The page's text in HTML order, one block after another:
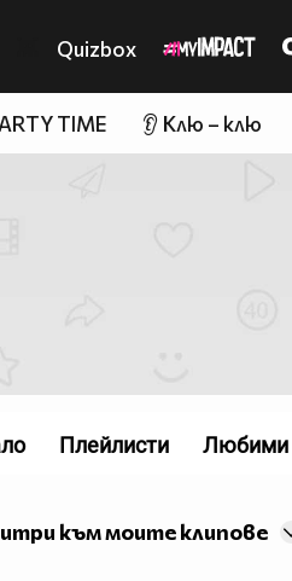
Quizbox
TIME 👂 Клю – клю
към моите клипове
Плейлисти Любими